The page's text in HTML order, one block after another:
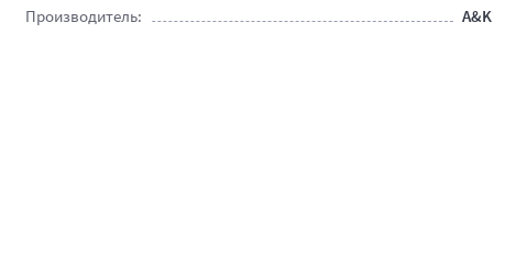
Производитель:
A&K